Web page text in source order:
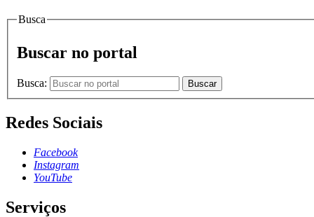
Busca
Buscar no portal
Busca: Buscar
Redes Sociais
Facebook
Instagram
YouTube
Serviços